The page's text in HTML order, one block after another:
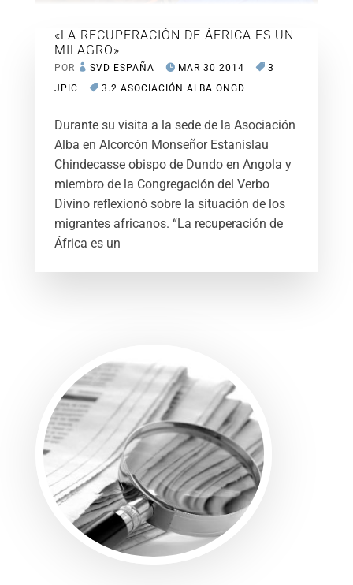
«LA RECUPERACIÓN DE ÁFRICA ES UN
MILAGRO»
POR SVD ESPAÑA MAR 30 2014
3
JPIC
3.2 ASOCIACIÓN ALBA ONGD
Durante su visita a la sede de la Asociación
Alba en Alcorcón Monseñor Estanislau
Chindecasse obispo de Dundo en Angola y
miembro de la Congregación del Verbo
Divino reflexionó sobre la situación de los
migrantes africanos. “La recuperación de
África es un